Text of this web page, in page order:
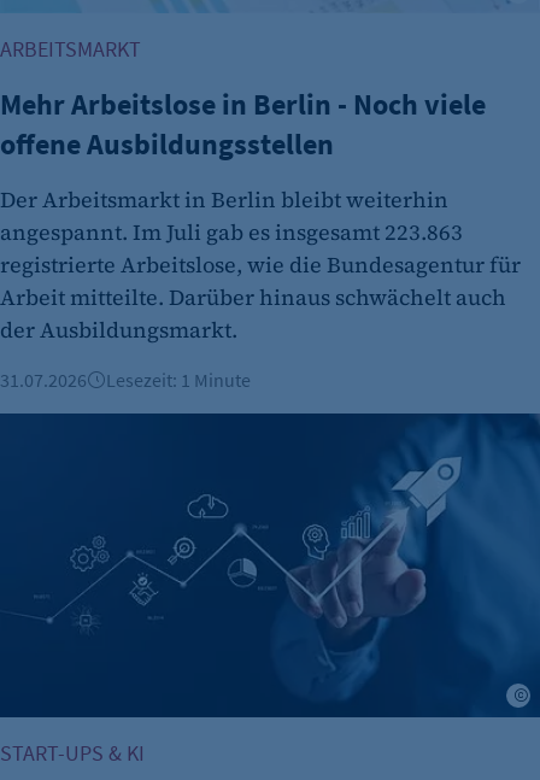
Cookie Erkennung
Cookie Laufzeit:
etracker Analytics
Name:
et_allow_cookies
Anbieter:
etracker GmbH
Zweck:
Cookie Laufzeit:
etracker Analytics
Name:
etracker GmbH
Zweck:
ARBEITSMARKT
Mehr Arbeitslose in Berlin - Noch viele
offene Ausbildungsstellen
Der Arbeitsmarkt in Berlin bleibt weiterhin
angespannt. Im Juli gab es insgesamt 223.863
registrierte Arbeitslose, wie die Bundesagentur für
Arbeit mitteilte. Darüber hinaus schwächelt auch
der Ausbildungsmarkt.
31.07.2026 Lesezeit: 1 Minute
Berliner KI-Startup telli sammelt 13,1 Millionen Euro ein
START-UPS & KI